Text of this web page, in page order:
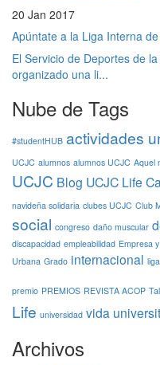
20 Jan 2017
Apúntate a la Liga Interna
El Servicio de Deportes de
organizado una li...
Nube de Tags
#studentHUB actividades
UCJC alumnos alumnos UCJC Aquel
UCJC Blog UCJC Life
navideña solidaria clubes UCJC Club
social congreso daño muscular
discapacidad empleabilidad Empresa
Urbana Grado internacional
premio PREMIOS REVISTA ACOP
Life universidad vida
Archivos